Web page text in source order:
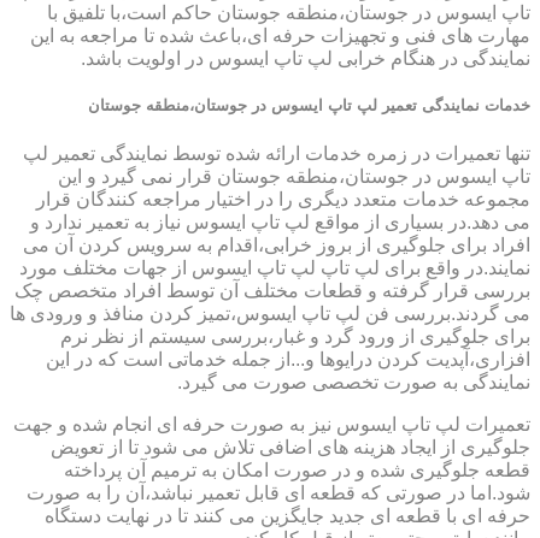
تاپ ایسوس در جوستان،منطقه جوستان حاکم است،با تلفیق با
مهارت های فنی و تجهیزات حرفه ای،باعث شده تا مراجعه به این
نمایندگی در هنگام خرابی لپ تاپ ایسوس در اولویت باشد.
خدمات نمایندگی تعمیر لپ تاپ ایسوس در جوستان،منطقه جوستان
تنها تعمیرات در زمره خدمات ارائه شده توسط نمایندگی تعمیر لپ
تاپ ایسوس در جوستان،منطقه جوستان قرار نمی گیرد و این
مجموعه خدمات متعدد دیگری را در اختیار مراجعه کنندگان قرار
می دهد.در بسیاری از مواقع لپ تاپ ایسوس نیاز به تعمیر ندارد و
افراد برای جلوگیری از بروز خرابی،اقدام به سرویس کردن آن می
نمایند.در واقع برای لپ تاپ لپ تاپ ایسوس از جهات مختلف مورد
بررسی قرار گرفته و قطعات مختلف آن توسط افراد متخصص چک
می گردند.بررسی فن لپ تاپ ایسوس،تمیز کردن منافذ و ورودی ها
برای جلوگیری از ورود گرد و غبار،بررسی سیستم از نظر نرم
افزاری،آپدیت کردن درایوها و...از جمله خدماتی است که در این
نمایندگی به صورت تخصصی صورت می گیرد.
تعمیرات لپ تاپ ایسوس نیز به صورت حرفه ای انجام شده و جهت
جلوگیری از ایجاد هزینه های اضافی تلاش می شود تا از تعویض
قطعه جلوگیری شده و در صورت امکان به ترمیم آن پرداخته
شود.اما در صورتی که قطعه ای قابل تعمیر نباشد،آن را به صورت
حرفه ای با قطعه ای جدید جایگزین می کنند تا در نهایت دستگاه